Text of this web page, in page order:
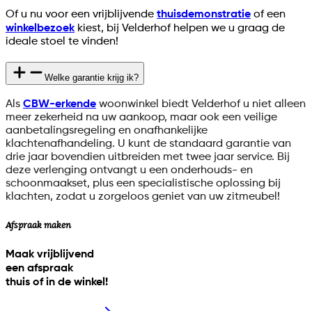
Of u nu voor een vrijblijvende thuisdemonstratie of een
winkelbezoek kiest, bij Velderhof helpen we u graag de
ideale stoel te vinden!
Welke garantie krijg ik?
Als CBW-erkende woonwinkel biedt Velderhof u niet alleen
meer zekerheid na uw aankoop, maar ook een veilige
aanbetalingsregeling en onafhankelijke
klachtenafhandeling. U kunt de standaard garantie van
drie jaar bovendien uitbreiden met twee jaar service. Bij
deze verlenging ontvangt u een onderhouds- en
schoonmaakset, plus een specialistische oplossing bij
klachten, zodat u zorgeloos geniet van uw zitmeubel!
Afspraak maken
Maak vrijblijvend
een afspraak
thuis of in de winkel!